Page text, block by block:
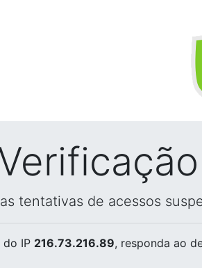
tentativas de acessos
do IP 216.73.216.89, responda ao